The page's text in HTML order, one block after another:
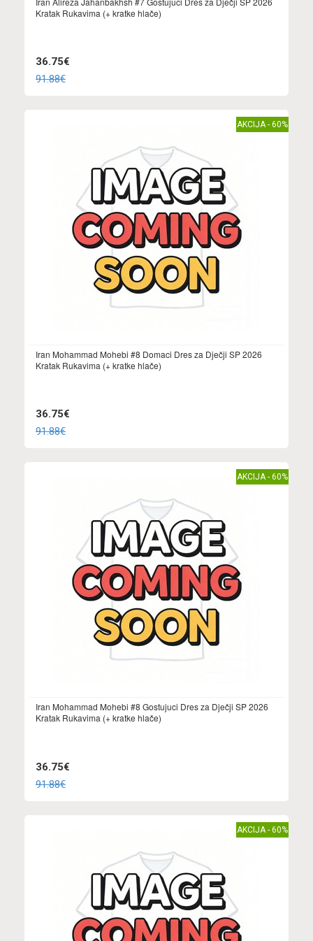
Kratak Rukavima (+ kratke hlače)
36.75€
91.88€
AKCIJA - 60%
Iran Mohammad Mohebi #8 Domaci Dres za Dječji SP 2026
Kratak Rukavima (+ kratke hlače)
36.75€
91.88€
AKCIJA - 60%
Iran Mohammad Mohebi #8 Gostujuci Dres za Dječji SP 2026
Kratak Rukavima (+ kratke hlače)
36.75€
91.88€
AKCIJA - 60%